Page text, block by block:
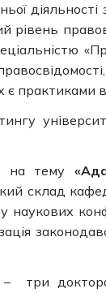
діяльності
рівень
практиками
на тему
склад
наукових
три